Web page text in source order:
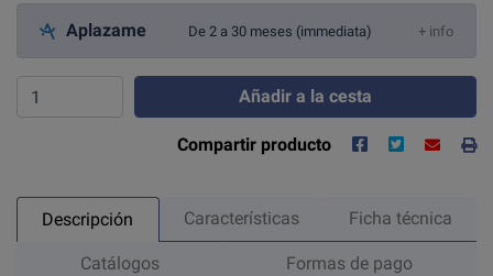
Aplazame De 2 a 30 meses (immediata) + info
Añadir a la cesta
Compartir producto
Descripción Características Ficha técnica
Catálogos Formas de pago